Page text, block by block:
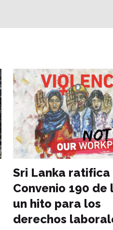
Sri Lanka ratifica
Convenio 190 de
un hito para los
derechos